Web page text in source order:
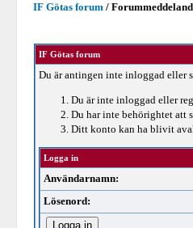
IF Götas forum /
IF Götas forum
Du är antingen inte inloggad eller
Du är inte inloggad eller
Du har inte behörightet att
Ditt konto kan ha blivit
Logga in
Användarnamn:
Lösenord: